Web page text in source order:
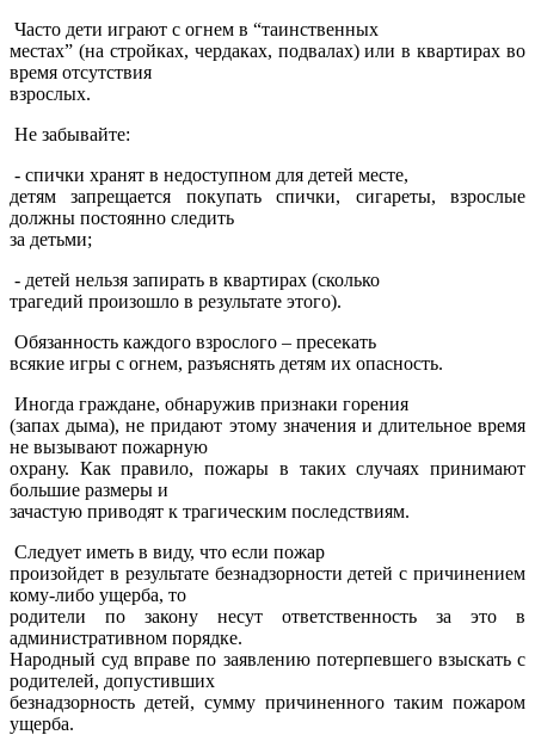
Часто дети играют с огнем в “таинственных
местах” (на стройках, чердаках, подвалах) или в квартирах во
время отсутствия
взрослых.
Не забывайте:
- спички хранят в недоступном для детей месте,
детям запрещается покупать спички, сигареты, взрослые
должны постоянно следить
за детьми;
- детей нельзя запирать в квартирах (сколько
трагедий произошло в результате этого).
Обязанность каждого взрослого – пресекать
всякие игры с огнем, разъяснять детям их опасность.
Иногда граждане, обнаружив признаки горения
(запах дыма), не придают этому значения и длительное время
не вызывают пожарную
охрану. Как правило, пожары в таких случаях принимают
большие размеры и
зачастую приводят к трагическим последствиям.
Следует иметь в виду, что если пожар
произойдет в результате безнадзорности детей с причинением
кому-либо ущерба, то
родители по закону несут ответственность за это в
административном порядке.
Народный суд вправе по заявлению потерпевшего взыскать с
родителей, допустивших
безнадзорность детей, сумму причиненного таким пожаром
ущерба.